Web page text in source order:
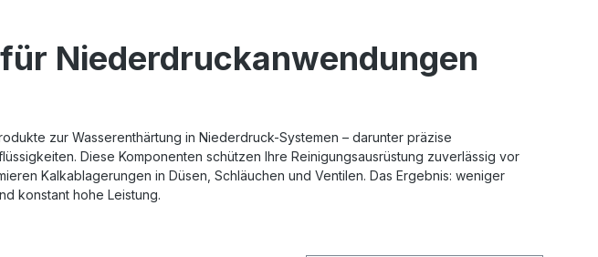
Niederdruckanwendungen
zur Wasserenthärtung in Niederdruck-Systemen – darunter präzise
Diese Komponenten schützen Ihre Reinigungsausrüstung zuverlässig vor
Kalkablagerungen in Düsen, Schläuchen und Ventilen. Das Ergebnis: weniger
konstant hohe Leistung.